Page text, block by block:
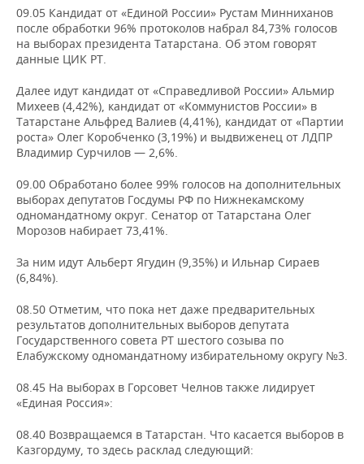
09.05 Кандидат от «Единой России» Рустам Минниханов
после обработки 96% протоколов набрал 84,73% голосов
на выборах президента Татарстана. Об этом говорят
данные ЦИК РТ.
Далее идут кандидат от «Справедливой России» Альмир
Михеев (4,42%), кандидат от «Коммунистов России» в
Татарстане Альфред Валиев (4,41%), кандидат от «Партии
роста» Олег Коробченко (3,19%) и выдвиженец от ЛДПР
Владимир Сурчилов — 2,6%.
09.00 Обработано более 99% голосов на дополнительных
выборах депутатов Госдумы РФ по Нижнекамскому
одномандатному округ. Сенатор от Татарстана Олег
Морозов набирает 73,41%.
За ним идут Альберт Ягудин (9,35%) и Ильнар Сираев
(6,84%).
08.50 Отметим, что пока нет даже предварительных
результатов дополнительных выборов депутата
Государственного совета РТ шестого созыва по
Елабужскому одномандатному избирательному округу №3.
08.45 На выборах в Горсовет Челнов также лидирует
«Единая Россия»:
08.40 Возвращаемся в Татарстан. Что касается выборов в
Казгордуму, то здесь расклад следующий: